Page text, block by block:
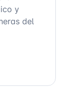
y
del